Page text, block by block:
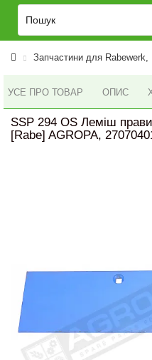
Запчастини для Rabewerk,
УСЕ ПРО ТОВАР ОПИС
SSP 294 OS Леміш
[Rabe] AGROPA,